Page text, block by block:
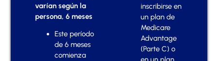
varían según la
persona, 6 meses
Este período
de 6 meses
comienza
inscribirse en
un plan de
Medicare
Advantage
(Parte C) o